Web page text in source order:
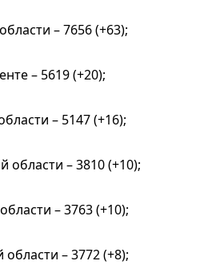
– 7656 (+63);
– 5619 (+20);
– 5147 (+16);
области – 3810 (+10);
– 3763 (+10);
области – 3772 (+8);